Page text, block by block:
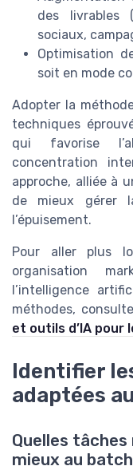
des livrables
sociaux,
Optimisation
soit en mode
Adopter la
techniques
qui favorise
concentration
approche, alliée à
de mieux gérer
l’épuisement.
Pour aller plus
organisation
l’intelligence
méthodes,
et outils d’IA pour
Identifier
adaptées
Quelles
mieux au